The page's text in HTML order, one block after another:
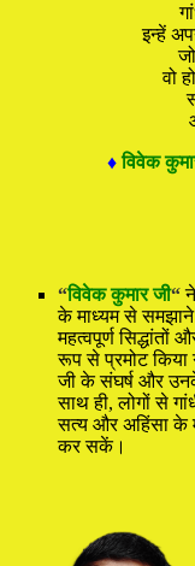
इन्हें
वो
♦विवेक
“विवेक कुमार जी“
के माध्यम से
महत्वपूर्ण सिद्धांतों
रूप से प्रमोट किया
जी के संघर्ष और
साथ ही, लोगों से
सत्य और अहिंसा के
कर सकें।